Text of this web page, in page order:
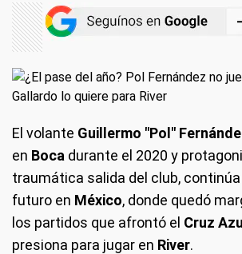
El volante Guillermo "Pol"
en Boca durante el 2020 y
traumática salida del club,
futuro en México, donde quedó
los partidos que afrontó el Cruz Azul
presiona para jugar en River.